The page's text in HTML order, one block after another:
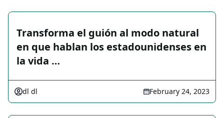
Transforma el guión al modo natural
en que hablan los estadounidenses en
la vida …
dl dl February 24, 2023